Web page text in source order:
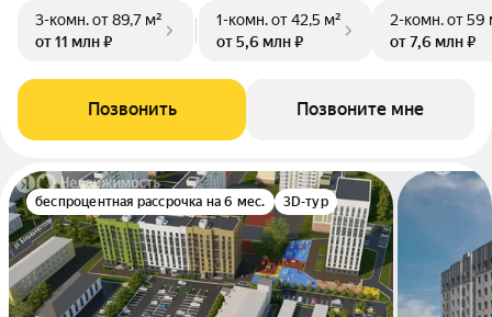
3-комн.от 89,7 м²
от 11 млн ₽
1-комн.от 42,5 м²
от 5,6 млн ₽
2-комн.от 59
от 7,6 млн ₽
Позвонить Позвоните мне
беспроцентная рассрочка на 6 мес. 3D-тур